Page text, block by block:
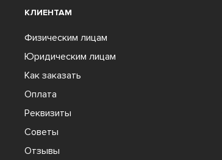
КЛИЕНТАМ
Физическим лицам
Юридическим лицам
Как заказать
Оплата
Реквизиты
Советы
Отзывы